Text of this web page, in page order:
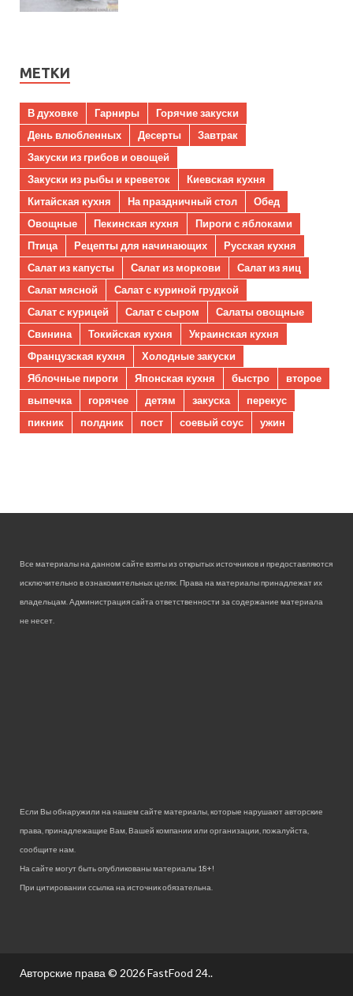
МЕТКИ
В духовке Гарниры
Горячие закуски
День влюбленных
Десерты
Завтрак
Закуски из грибов и овощей
Закуски из рыбы и креветок
Киевская кухня
Китайская кухня
На праздничный стол
Обед
Овощные
Пекинская кухня
Пироги с яблоками
Птица
Рецепты для начинающих
Русская кухня
Салат из капусты
Салат из моркови
Салат из яиц
Салат мясной
Салат с куриной грудкой
Салат с курицей
Салат с сыром
Салаты овощные
Свинина
Токийская кухня
Украинская кухня
Французская кухня
Холодные закуски
Яблочные пироги
Японская кухня быстро
второе
выпечка
горячее детям закуска
перекус
пикник
полдник пост соевый соус ужин
Все материалы на данном сайте взяты из открытых источников и предоставляются
исключительно в ознакомительных целях. Права на материалы принадлежат их
владельцам. Администрация сайта ответственности за содержание материала
не несет.
Если Вы обнаружили на нашем сайте материалы, которые нарушают авторские
права, принадлежащие Вам, Вашей компании или организации, пожалуйста,
сообщите нам.
На сайте могут быть опубликованы материалы 18+!
При цитировании ссылка на источник обязательна.
Авторские права © 2026FastFood 24..